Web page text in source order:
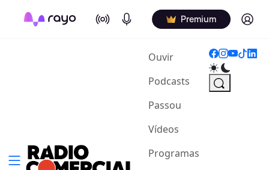
On Air Podcasts Premium Log in
Ouvir(current)
Podcasts
Passou
Vídeos
Programas